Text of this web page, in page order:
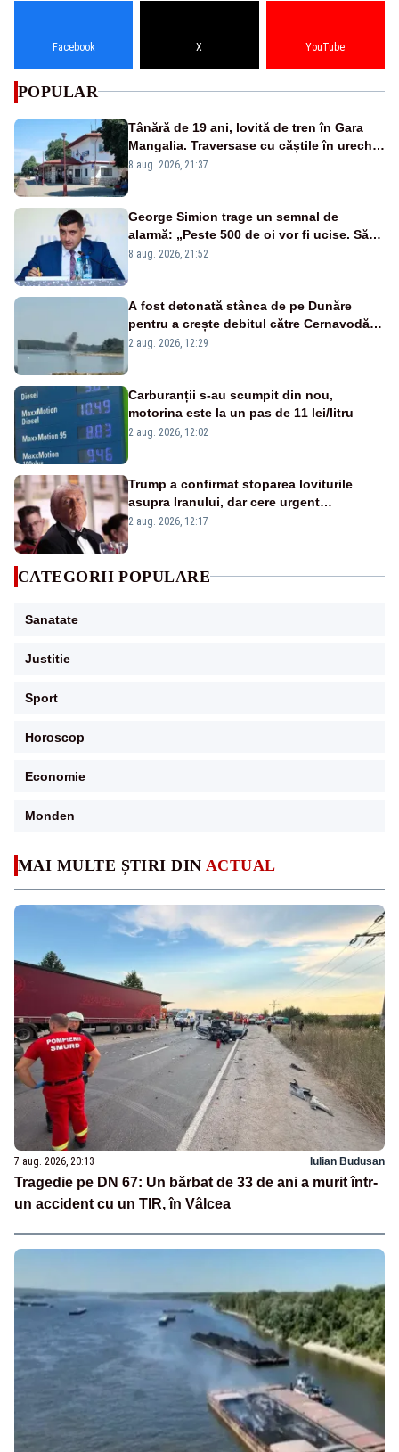
MAI MULTE ȘTIRI DIN ACTUAL
7 aug. 2026, 20:13 Iulian Budusan
Tragedie pe DN 67: Un bărbat de 33 de ani a murit într-
un accident cu un TIR, în Vâlcea
Facebook X YouTube
POPULAR
Tânără de 19 ani, lovită de tren în Gara
Mangalia. Traversase cu căștile în urechi
liniile printr-un loc nepermis
8 aug. 2026, 21:37
George Simion trage un semnal de
alarmă: „Peste 500 de oi vor fi ucise. Să
vedem dacă ciobanii vor fi despăgubiți”
8 aug. 2026, 21:52
A fost detonată stânca de pe Dunăre
pentru a crește debitul către Cernavodă –
VIDEO
2 aug. 2026, 12:29
Carburanții s-au scumpit din nou,
motorina este la un pas de 11 lei/litru
2 aug. 2026, 12:02
Trump a confirmat stoparea loviturile
asupra Iranului, dar cere urgent
deschiderea Strâmtorii Ormuz și garanții
2 aug. 2026, 12:17
CATEGORII POPULARE
Sanatate
Justitie
Sport
Horoscop
Economie
Monden